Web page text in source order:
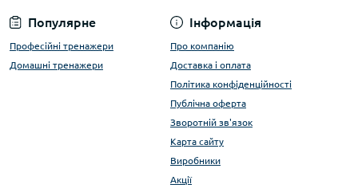
Популярне
Професійні тренажери
Домашні тренажери
Інформація
Про компанію
Доставка і оплата
Політика конфіденційності
Публічна оферта
Зворотній зв'язок
Карта сайту
Виробники
Акції